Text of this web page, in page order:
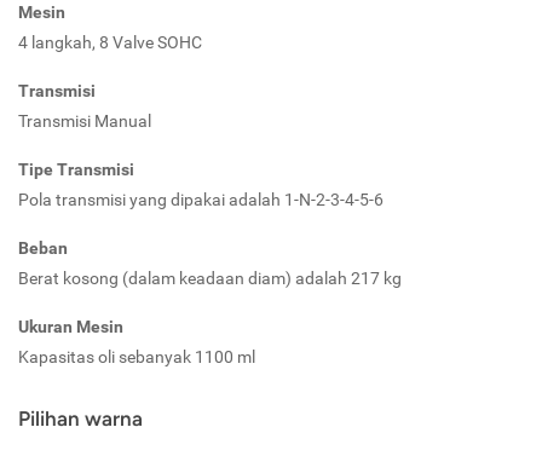
Mesin
4 langkah, 8 Valve SOHC
Transmisi
Transmisi Manual
Tipe Transmisi
Pola transmisi yang dipakai adalah 1-N-2-3-4-5-6
Beban
Berat kosong (dalam keadaan diam) adalah 217 kg
Ukuran Mesin
Kapasitas oli sebanyak 1100 ml
Pilihan warna